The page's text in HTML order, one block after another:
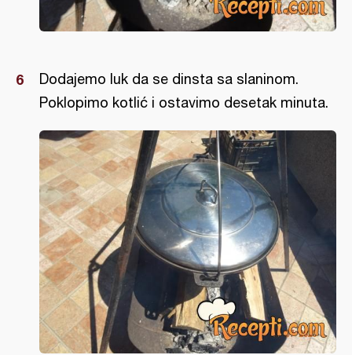
Dodajemo luk da se dinsta sa slaninom.
Poklopimo kotlić i ostavimo desetak minuta.